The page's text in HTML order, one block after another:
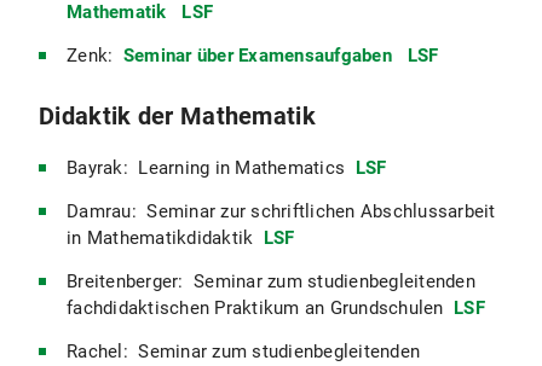
Mathematik
LSF
Zenk: Seminar über Examensaufgaben LSF
Didaktik der Mathematik
Bayrak: Learning in Mathematics LSF
Damrau: Seminar zur schriftlichen Abschlussarbeit
in Mathematikdidaktik LSF
Breitenberger: Seminar zum studienbegleitenden
fachdidaktischen Praktikum an Grundschulen LSF
Rachel: Seminar zum studienbegleitenden